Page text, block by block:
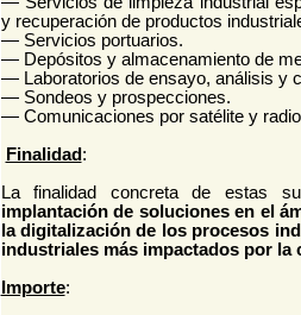
y recuperación de productos
— Servicios portuarios.
— Depósitos y almacenamiento de
— Laboratorios de ensayo, análisis y
— Sondeos y prospecciones.
— Comunicaciones por satélite y
Finalidad :
La finalidad concreta de estas
implantación de soluciones en el
la digitalización de los procesos
industriales más impactados por la
Importe: